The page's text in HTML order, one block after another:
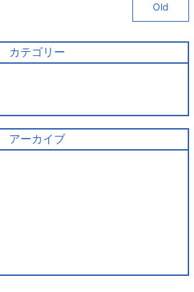
Old
カテゴリー
アーカイブ